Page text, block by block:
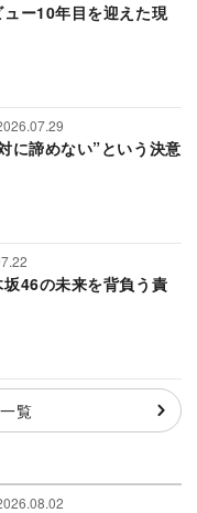
ュー10年目を迎えた現
に諦めない”という決意
46の未来を背負う責
覧